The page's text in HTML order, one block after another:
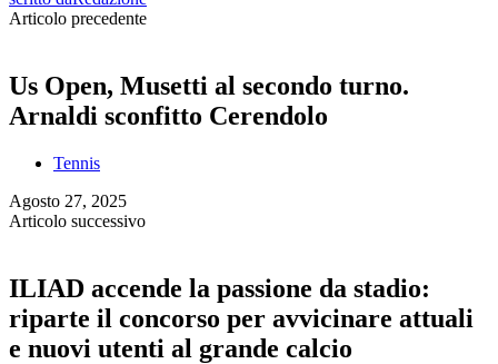
Articolo precedente
Us Open, Musetti al secondo turno.
Arnaldi sconfitto Cerendolo
Tennis
Agosto 27, 2025
Articolo successivo
ILIAD accende la passione da stadio:
riparte il concorso per avvicinare attuali
e nuovi utenti al grande calcio